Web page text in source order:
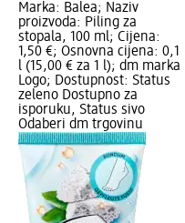
Marka: Balea; Naziv
proizvoda: Piling za
stopala, 100 ml; Cijena:
1,50 €; Osnovna cijena: 0,1
l (15,00 € za 1 l); dm marka
Logo; Dostupnost: Status
zeleno Dostupno za
isporuku, Status sivo
Odaberi dm trgovinu